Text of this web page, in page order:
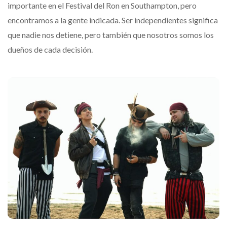
importante en el Festival del Ron en Southampton, pero
encontramos a la gente indicada. Ser independientes significa
que nadie nos detiene, pero también que nosotros somos los
dueños de cada decisión.